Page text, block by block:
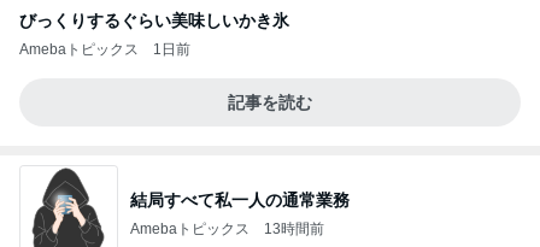
びっくりするぐらい美味しいかき氷
Amebaトピックス 1日前
記事を読む
結局すべて私一人の通常業務
Amebaトピックス 13時間前